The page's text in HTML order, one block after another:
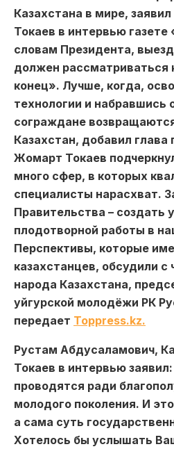
Казахстана в мире,
Токаев в интервью
словам Президента,
должен рассматриваться
конец». Лучше, когда,
технологии и набравшись
сограждане
Казахстан, добавил
Жомарт Токаев
много сфер, в которых
специалисты нарасхват.
Правительства – создать
плодотворной работы в
Перспективы, которые
казахстанцев, обсудили
народа Казахстана,
уйгурской молодёжи РК
передает Toppress.kz.
Рустам Абдусаламович,
Токаев в интервью
проводятся ради
молодого поколения. И
а сама суть
Хотелось бы услышать